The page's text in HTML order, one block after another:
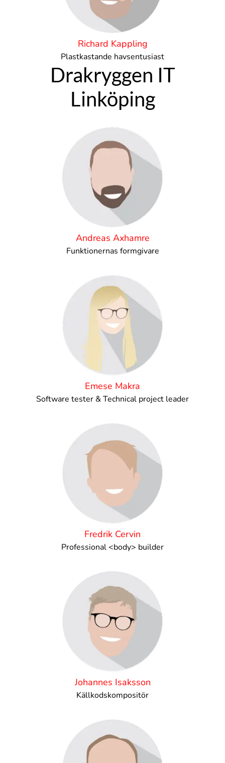
Richard Kappling
Plastkastande havsentusiast
Drakryggen IT
Linköping
Andreas Axhamre
Funktionernas formgivare
Emese Makra
Software tester & Technical project leader
Fredrik Cervin
Professional <body> builder
Johannes Isaksson
Källkodskompositör